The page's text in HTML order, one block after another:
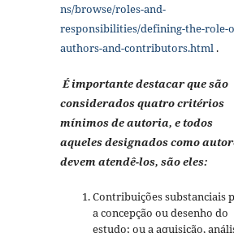
ns/browse/roles-and-
responsibilities/defining-the-role-
authors-and-contributors.html .
É importante destacar que são
considerados quatro critérios
mínimos de autoria, e todos
aqueles designados como
devem atendê-los, são eles:
Contribuições substanciais
a concepção ou desenho do
estudo; ou a aquisição,